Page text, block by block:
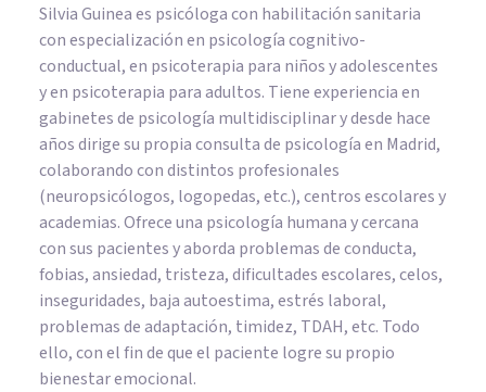
Silvia Guinea es psicóloga con habilitación sanitaria
con especialización en psicología cognitivo-
conductual, en psicoterapia para niños y adolescentes
y en psicoterapia para adultos. Tiene experiencia en
gabinetes de psicología multidisciplinar y desde hace
años dirige su propia consulta de psicología en Madrid,
colaborando con distintos profesionales
(neuropsicólogos, logopedas, etc.), centros escolares y
academias. Ofrece una psicología humana y cercana
con sus pacientes y aborda problemas de conducta,
fobias, ansiedad, tristeza, dificultades escolares, celos,
inseguridades, baja autoestima, estrés laboral,
problemas de adaptación, timidez, TDAH, etc. Todo
ello, con el fin de que el paciente logre su propio
bienestar emocional.